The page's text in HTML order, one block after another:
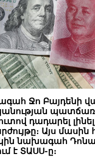
Ջո Բայդենի
դադարել
Այս
նախագահ
է ՏԱՍՍ-ը։